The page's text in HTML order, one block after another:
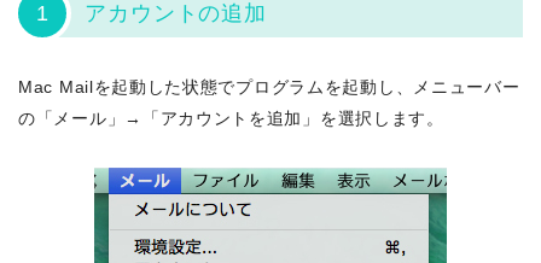
1 アカウントの追加
Mac Mailを起動した状態でプログラムを起動し、メニューバー
の「メール」→「アカウントを追加」を選択します。